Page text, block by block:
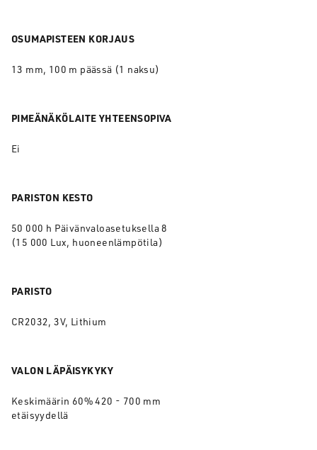
OSUMAPISTEEN KORJAUS
13 mm, 100 m päässä (1 naksu)
PIMEÄNÄKÖLAITE YHTEENSOPIVA
Ei
PARISTON KESTO
50 000 h Päivänvaloasetuksella 8
(15 000 Lux, huoneenlämpötila)
PARISTO
CR2032, 3V, Lithium
VALON LÄPÄISYKYKY
Keskimäärin 60% 420 - 700 mm
etäisyydellä